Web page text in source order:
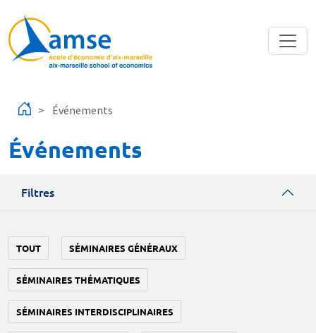
Événements
Événements
Filtres
TOUT SÉMINAIRES GÉNÉRAUX
SÉMINAIRES THÉMATIQUES
SÉMINAIRES INTERDISCIPLINAIRES